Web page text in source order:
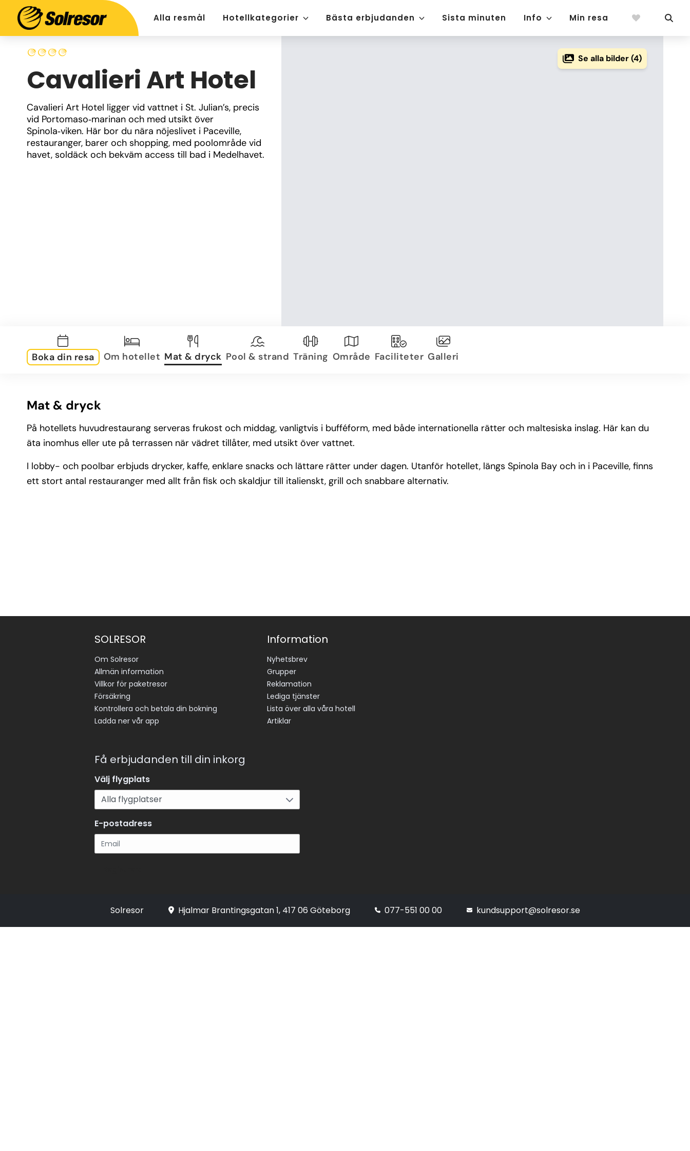
Alla resmål Hotellkategorier Bästa erbjudanden Sista minuten Info Min resa
Cavalieri Art Hotel
Cavalieri Art Hotel ligger vid vattnet i St. Julian’s, precis
vid Portomaso‑marinan och med utsikt över
Spinola‑viken. Här bor du nära nöjeslivet i Paceville,
restauranger, barer och shopping, med poolområde vid
havet, soldäck och bekväm access till bad i Medelhavet.
Se alla bilder (4)
Boka din resa Om hotellet Mat & dryck Pool & strand Träning Område Faciliteter Galleri
Mat & dryck
På hotellets huvudrestaurang serveras frukost och middag, vanligtvis i bufféform, med både internationella rätter och maltesiska inslag. Här kan du
äta inomhus eller ute på terrassen när vädret tillåter, med utsikt över vattnet.
I lobby- och poolbar erbjuds drycker, kaffe, enklare snacks och lättare rätter under dagen. Utanför hotellet, längs Spinola Bay och in i Paceville, finns
ett stort antal restauranger med allt från fisk och skaldjur till italienskt, grill och snabbare alternativ.
SOLRESOR
Om Solresor
Allmän information
Villkor för paketresor
Försäkring
Kontrollera och betala din bokning
Ladda ner vår app
Information
Nyhetsbrev
Grupper
Reklamation
Lediga tjänster
Lista över alla våra hotell
Artiklar
Få erbjudanden till din inkorg
Välj flygplats
E-postadress
Solresor Hjalmar Brantingsgatan 1, 417 06 Göteborg 077-551 00 00 kundsupport@solresor.se